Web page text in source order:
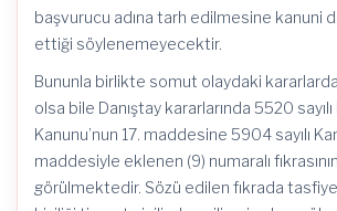
başvurucu adına tarh edilmesine kanuni
ettiği söylenemeyecektir.
Bununla birlikte somut olaydaki kararlarda
olsa bile Danıştay kararlarında 5520
Kanunu’nun 17. maddesine 5904 sayılı
maddesiyle eklenen (9) numaralı fıkrasının
görülmektedir. Sözü edilen fıkrada